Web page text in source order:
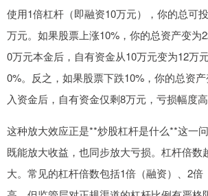
使用1倍杠杆（即融资10万元），你的总可
万元。如果股票上涨10%，你的总资产变为
0万元本金后，自有资金从10万元变为12万
0%。反之，如果股票下跌10%，你的总资
入资金后，自有资金仅剩8万元，亏损幅度高
这种放大效应正是**炒股杠杆是什么**这一
既能放大收益，也同步放大亏损。杠杆倍数
大。常见的杠杆倍数包括1倍（融资）、2倍